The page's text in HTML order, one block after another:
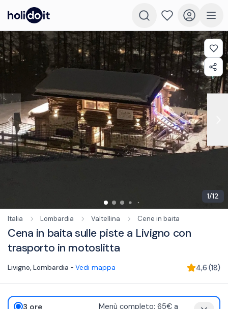
1/12
Italia Lombardia Valtellina Cene in baita
Cena in baita sulle piste a Livigno con
trasporto in motoslitta
Livigno, Lombardia - Vedi mappa 4,6 (18)
3 ore
Menù completo: 65€ a